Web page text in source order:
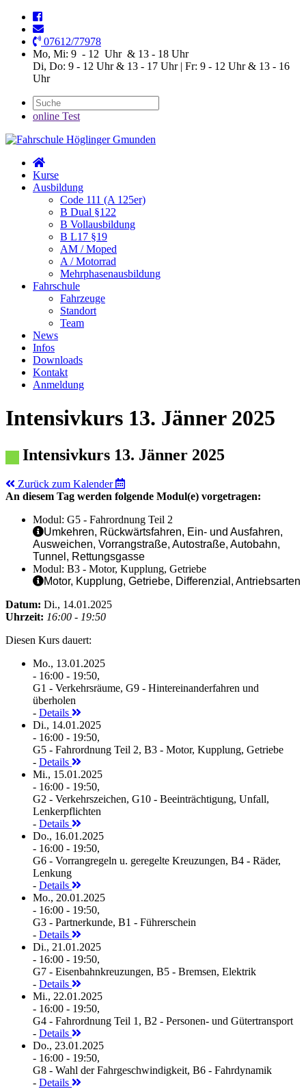
07612/77978
Mo, Mi: 9 - 12 Uhr & 13 - 18 Uhr
Di, Do: 9 - 12 Uhr & 13 - 17 Uhr | Fr: 9 - 12 Uhr & 13 - 16
Uhr
online Test
Kurse
Ausbildung
Code 111 (A 125er)
B Dual §122
B Vollausbildung
B L17 §19
AM / Moped
A / Motorrad
Mehrphasenausbildung
Fahrschule
Fahrzeuge
Standort
Team
News
Infos
Downloads
Kontakt
Anmeldung
Intensivkurs 13. Jänner 2025
Intensivkurs 13. Jänner 2025
Zurück zum Kalender
An diesem Tag werden folgende Modul(e) vorgetragen:
Modul: G5 - Fahrordnung Teil 2
Umkehren, Rückwärtsfahren, Ein- und Ausfahren,
Ausweichen, Vorrangstraße, Autostraße, Autobahn,
Tunnel, Rettungsgasse
Modul: B3 - Motor, Kupplung, Getriebe
Motor, Kupplung, Getriebe, Differenzial, Antriebsarten
Datum: Di., 14.01.2025
Uhrzeit: 16:00 - 19:50
Diesen Kurs dauert:
Mo., 13.01.2025
- 16:00 - 19:50,
G1 - Verkehrsräume, G9 - Hintereinanderfahren und
überholen
- Details
Di., 14.01.2025
- 16:00 - 19:50,
G5 - Fahrordnung Teil 2, B3 - Motor, Kupplung, Getriebe
- Details
Mi., 15.01.2025
- 16:00 - 19:50,
G2 - Verkehrszeichen, G10 - Beeinträchtigung, Unfall,
Lenkerpflichten
- Details
Do., 16.01.2025
- 16:00 - 19:50,
G6 - Vorrangregeln u. geregelte Kreuzungen, B4 - Räder,
Lenkung
- Details
Mo., 20.01.2025
- 16:00 - 19:50,
G3 - Partnerkunde, B1 - Führerschein
- Details
Di., 21.01.2025
- 16:00 - 19:50,
G7 - Eisenbahnkreuzungen, B5 - Bremsen, Elektrik
- Details
Mi., 22.01.2025
- 16:00 - 19:50,
G4 - Fahrordnung Teil 1, B2 - Personen- und Gütertransport
- Details
Do., 23.01.2025
- 16:00 - 19:50,
G8 - Wahl der Fahrgeschwindigkeit, B6 - Fahrdynamik
- Details